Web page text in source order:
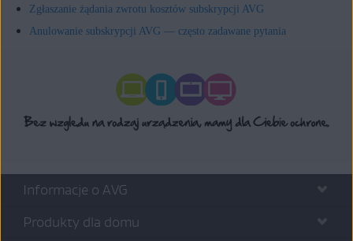
Zgłaszanie żądania zwrotu kosztów subskrypcji AVG
Anulowanie subskrypcji AVG — często zadawane pytania
Informacje o AVG
Produkty dla domu